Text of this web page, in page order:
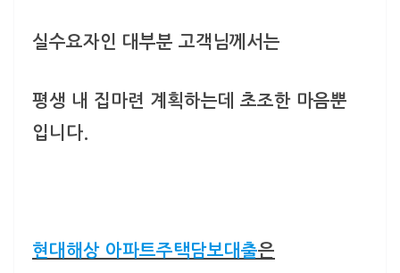
​실수요자인 대부분 고객님께서는
평생 내 집마련 계획하는데 초조한 마음뿐
입니다.
현대해상 아파트주택담보대출은